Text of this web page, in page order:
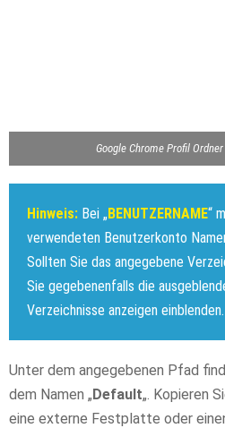
Google Chrome Profil
Hinweis: Bei „BENUTZERNAME“
verwendeten Benutzerkonto
Sollten Sie das angegebene
Sie gegebenenfalls die
Verzeichnisse anzeigen einblenden.
Unter dem angegebenen Pfad
dem Namen „Default„. Kopieren
eine externe Festplatte oder